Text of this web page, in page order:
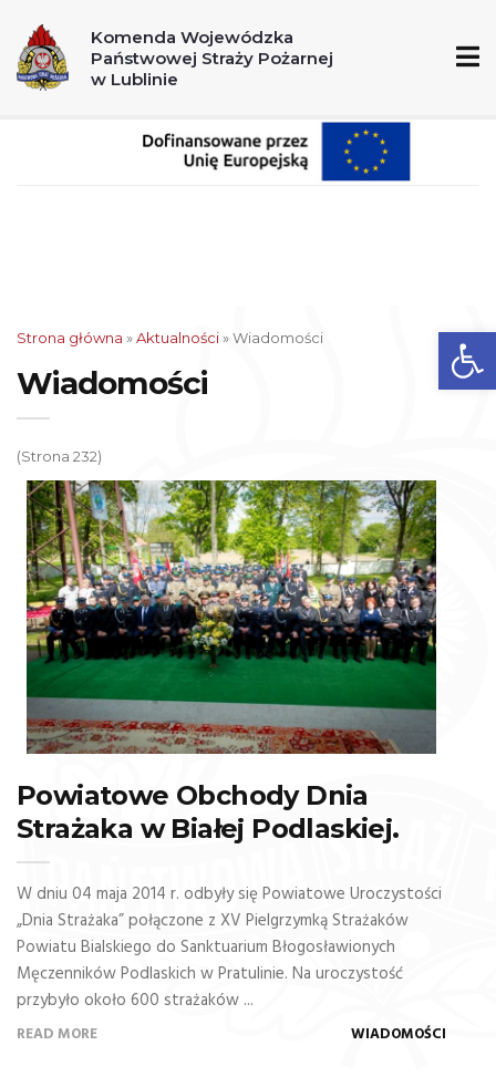
998
Komenda Wojewódzka
Państwowej Straży Pożarnej
w Lublinie
Strona główna »Aktualności» Wiadomości
Wiadomości
(Strona 232)
Powiatowe Obchody Dnia
Strażaka w Białej Podlaskiej.
W dniu 04 maja 2014 r. odbyły się Powiatowe Uroczystości
„Dnia Strażaka” połączone z XV Pielgrzymką Strażaków
Powiatu Bialskiego do Sanktuarium Błogosławionych
Męczenników Podlaskich w Pratulinie. Na uroczystość
przybyło około 600 strażaków ...
READ MORE WIADOMOŚCI